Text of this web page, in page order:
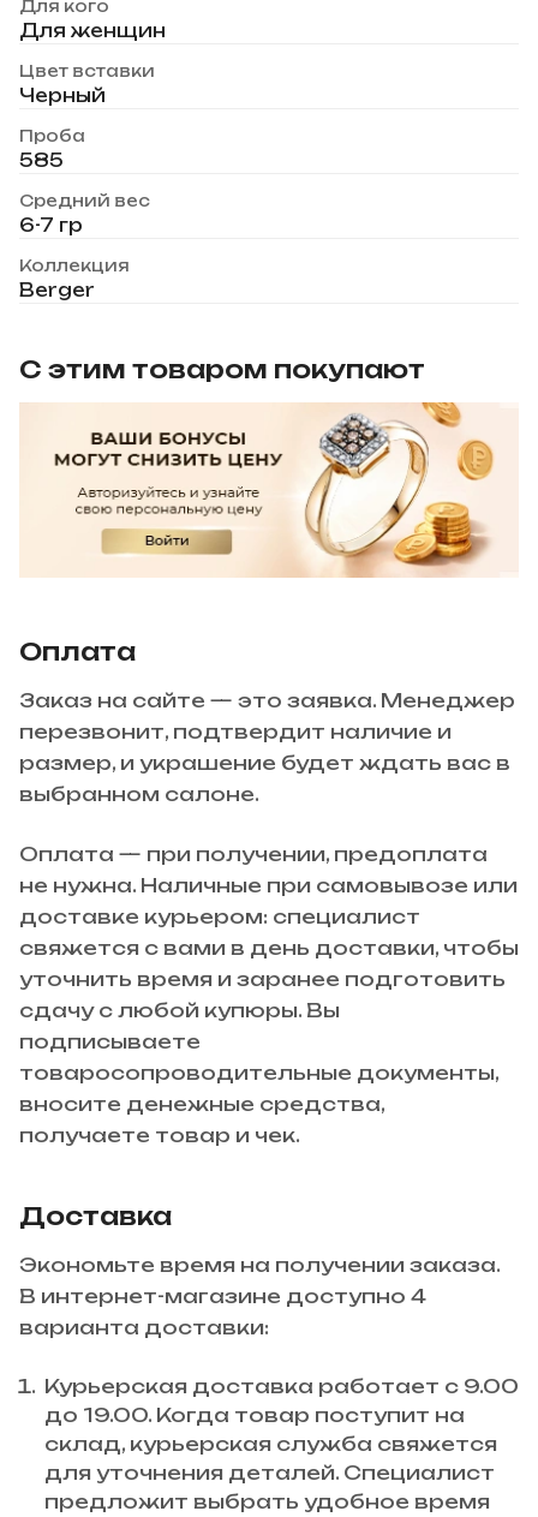
Для кого
Для женщин
Цвет вставки
Черный
Проба
585
Средний вес
6-7 гр
Коллекция
Berger
С этим товаром покупают
Оплата
Заказ на сайте — это заявка. Менеджер
перезвонит, подтвердит наличие и
размер, и украшение будет ждать вас в
выбранном салоне.
Оплата — при получении, предоплата
не нужна. Наличные при самовывозе или
доставке курьером: специалист
свяжется с вами в день доставки, чтобы
уточнить время и заранее подготовить
сдачу с любой купюры. Вы
подписываете
товаросопроводительные документы,
вносите денежные средства,
получаете товар и чек.
Доставка
Экономьте время на получении заказа.
В интернет-магазине доступно 4
варианта доставки:
Курьерская доставка работает с 9.00
до 19.00. Когда товар поступит на
склад, курьерская служба свяжется
для уточнения деталей. Специалист
предложит выбрать удобное время